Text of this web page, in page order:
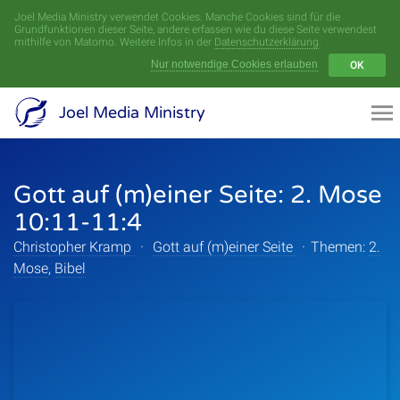
Joel Media Ministry verwendet Cookies. Manche Cookies sind für die
Grundfunktionen dieser Seite, andere erfassen wie du diese Seite verwendest
mithilfe von Matomo. Weitere Infos in der Datenschutzerklärung.
Nur notwendige Cookies erlauben
OK
Joel Media Ministry
Gott auf (m)einer Seite: 2. Mose
10:11-11:4
Christopher Kramp · Gott auf (m)einer Seite · Themen: 2.
Mose, Bibel
Menü
Videoarchiv
Serien